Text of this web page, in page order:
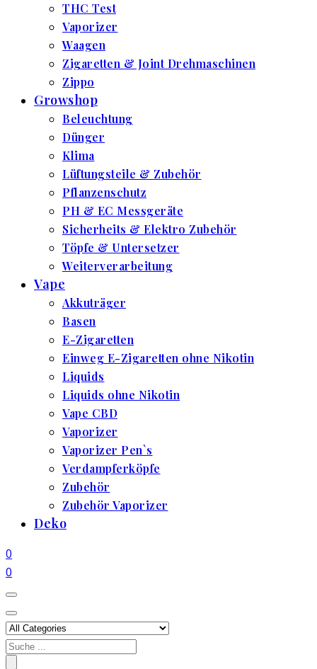
THC Test
Vaporizer
Waagen
Zigaretten & Joint Drehmaschinen
Zippo
Growshop
Beleuchtung
Dünger
Klima
Lüftungsteile & Zubehör
Pflanzenschutz
PH & EC Messgeräte
Sicherheits & Elektro Zubehör
Töpfe & Untersetzer
Weiterverarbeitung
Vape
Akkuträger
Basen
E-Zigaretten
Einweg E-Zigaretten ohne Nikotin
Liquids
Liquids ohne Nikotin
Vape CBD
Vaporizer
Vaporizer Pen`s
Verdampferköpfe
Zubehör
Zubehör Vaporizer
Deko
0
0
Search